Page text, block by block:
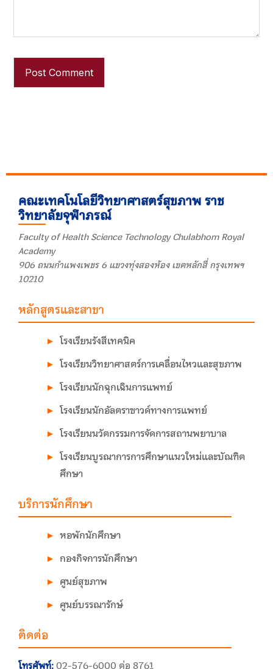
คณะเทคโนโลยีวิทยาศาสตร์สุขภาพ ราช
วิทยาลัยจุฬาภรณ์
Faculty of Health Science Technology Chulabhorn Royal
Academy
906 ถนนกำแพงเพชร 6 แขวงทุ่งสองห้อง เขตหลักสี่ กรุงเทพฯ
10210
หลักสูตรและสาขา
โรงเรียนรังสีเทคนิค
โรงเรียนวิทยาศาสตร์การเคลื่อนไหวและสุขภาพ
โรงเรียนนักฉุกเฉินการแพทย์
โรงเรียนนักอัลตราซาวด์ทางการแพทย์
โรงเรียนนวัตกรรมการจัดการสถานพยาบาล
โรงเรียนบูรณาการการศึกษาแนวใหม่และบัณฑิต
ศึกษา
บริการนักศึกษา
หอพักนักศึกษา
กองกิจการนักศึกษา
ศูนย์สุขภาพ
ศูนย์บรรณารักษ์
ติดต่อ
โทรศัพท์:02-576-6000 ต่อ 8761